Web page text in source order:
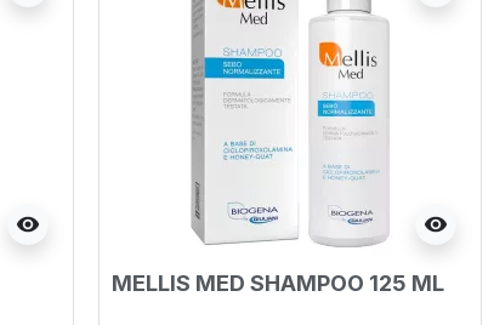
visibility visibility
MELLIS MED SHAMPOO 125 ML